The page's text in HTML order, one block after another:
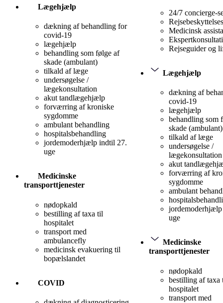
Lægehjælp
dækning af behandling for
covid-19
lægehjælp
behandling som følge af
skade (ambulant)
tilkald af læge
undersøgelse /
lægekonsultation
akut tandlægehjælp
forværring af kroniske
sygdomme
ambulant behandling
hospitalsbehandling
jordemoderhjælp indtil 27.
uge
Medicinske
transporttjenester
nødopkald
bestilling af taxa til
hospitalet
transport med
ambulancefly
medicinsk evakuering til
bopælslandet
COVID
24/7 concierge-
Medicinsk
Rejseguider og
Lægehjælp
dækning af
covid-19
lægehjælp
behandling som
skade (ambulant)
tilkald af læge
undersøgelse /
lægekonsultation
akut
forværring af
sygdomme
ambulant
uge
Medicinske
transporttjenester
nødopkald
bestilling af taxa
hospitalet
transport med